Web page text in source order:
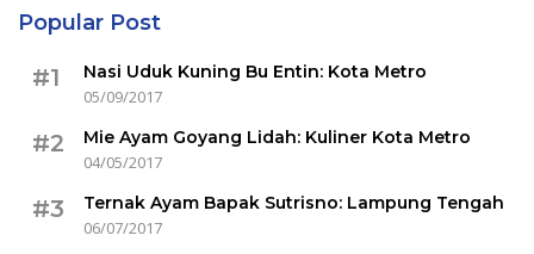
Popular Post
#1
Nasi Uduk Kuning Bu Entin: Kota Metro
05/09/2017
#2
Mie Ayam Goyang Lidah: Kuliner Kota Metro
04/05/2017
#3
Ternak Ayam Bapak Sutrisno: Lampung Tengah
06/07/2017